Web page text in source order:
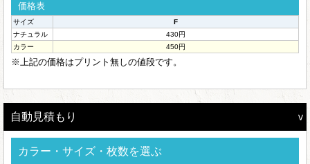
価格表
サイズ
F
ナチュラル
430円
カラー
450円
※上記の価格はプリント無しの値段です。
自動見積もり
カラー・サイズ・枚数を選ぶ